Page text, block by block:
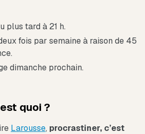
plus tard à 21 h.
fois par semaine à raison de 45
dimanche prochain.
quoi ?
Larousse, procrastiner, c’est